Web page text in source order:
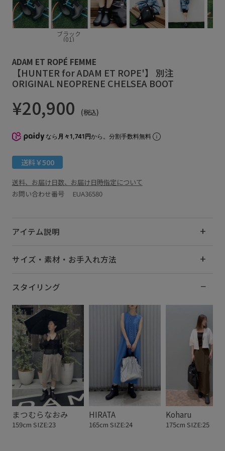
ブラック
(01)
ADAM ET ROPÉ FEMME
【HUNTER for ADAM ET ROPE'】 別注
ORIGINAL NEOPRENE CHELSEA BOOT
¥20,900 (税込)
なら 月々1,741円から。分割手数料無料
送料￥500
送料、お届け日数、お届け日時指定について
お問い合わせ番号 EUA36580
アイテム説明
サイズ・素材・お手入れ方法
スタイリング
まつむらなおみ
159cm SIZE:23
HIRATA
165cm SIZE:24
Koharu
175cm SIZE:25